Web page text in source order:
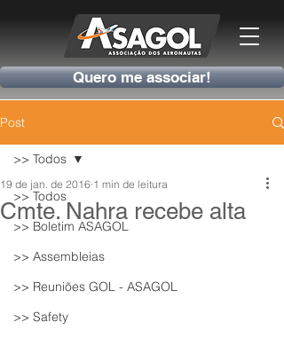
Quero me associar!
Post
>> Todos
>> Boletim ASAGOL
>> Assembleias
>> Reuniões GOL - ASAGOL
>> Safety
>> Todos
Cmte. Nahra recebe alta
19 de jan. de 2016 1 min de leitura